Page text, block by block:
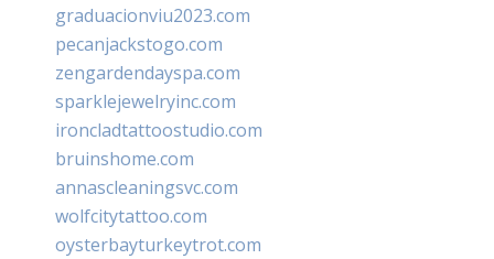
graduacionviu2023.com
pecanjackstogo.com
zengardendayspa.com
sparklejewelryinc.com
ironcladtattoostudio.com
bruinshome.com
annascleaningsvc.com
wolfcitytattoo.com
oysterbayturkeytrot.com